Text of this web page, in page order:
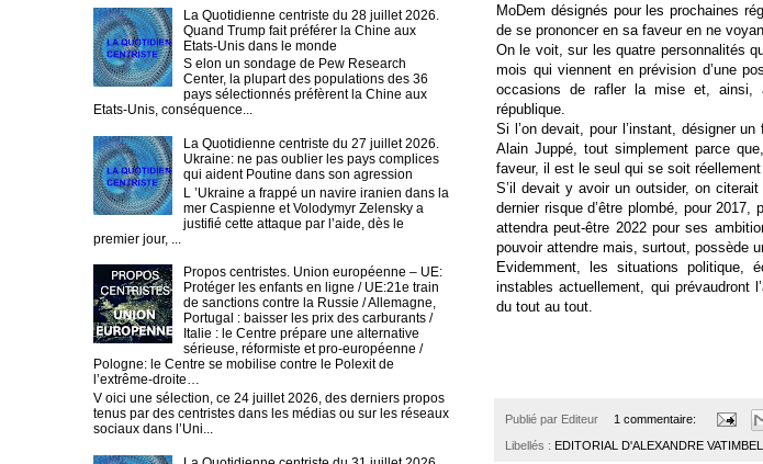
MoDem désignés pour les prochaines
de se prononcer en sa faveur en ne
On le voit, sur les quatre personnalités
mois qui viennent en prévision d’une
occasions de rafler la mise et, ainsi,
république.
Si l’on devait, pour l’instant, désigner
Alain Juppé, tout simplement parce
faveur, il est le seul qui se soit réellement
S’il devait y avoir un outsider, on
dernier risque d’être plombé, pour 2017,
attendra peut-être 2022 pour ses
pouvoir attendre mais, surtout, possède
Evidemment, les situations politique,
instables actuellement, qui prévaudront
du tout au tout.
Publié par Editeur 1 commentaire:
Libellés : EDITORIAL D'ALEXANDRE
La Quotidienne centriste du 28 juillet 2026.
Quand Trump fait préférer la Chine aux
Etats-Unis dans le monde
S elon un sondage de Pew Research
Center, la plupart des populations des 36
pays sélectionnés préfèrent la Chine aux
Etats-Unis, conséquence...
La Quotidienne centriste du 27 juillet 2026.
Ukraine: ne pas oublier les pays complices
qui aident Poutine dans son agression
L ’Ukraine a frappé un navire iranien dans la
mer Caspienne et Volodymyr Zelensky a
justifié cette attaque par l’aide, dès le
premier jour, ...
Propos centristes. Union européenne – UE:
Protéger les enfants en ligne / UE:21e train
de sanctions contre la Russie / Allemagne,
Portugal : baisser les prix des carburants /
Italie : le Centre prépare une alternative
sérieuse, réformiste et pro-européenne /
Pologne: le Centre se mobilise contre le Polexit de
l’extrême-droite…
V oici une sélection, ce 24 juillet 2026, des derniers propos
tenus par des centristes dans les médias ou sur les réseaux
sociaux dans l’Uni...